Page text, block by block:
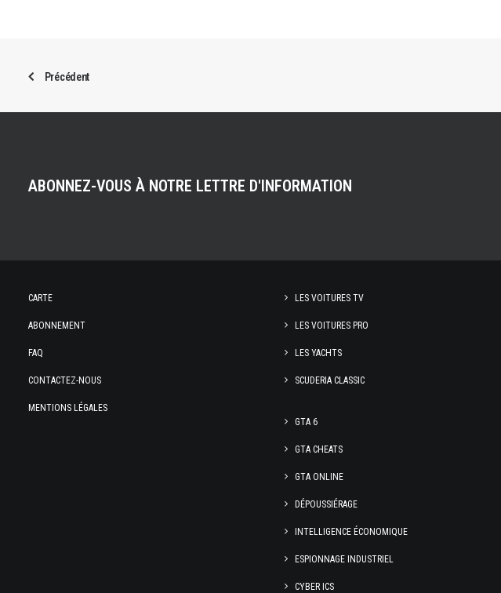
Précédent
ABONNEZ-VOUS À NOTRE LETTRE D'INFORMATION
CARTE
ABONNEMENT
FAQ
CONTACTEZ-NOUS
MENTIONS LÉGALES
LES VOITURES TV
LES VOITURES PRO
LES YACHTS
SCUDERIA CLASSIC
GTA 6
GTA CHEATS
GTA ONLINE
DÉPOUSSIÉRAGE
INTELLIGENCE ÉCONOMIQUE
ESPIONNAGE INDUSTRIEL
CYBER ICS